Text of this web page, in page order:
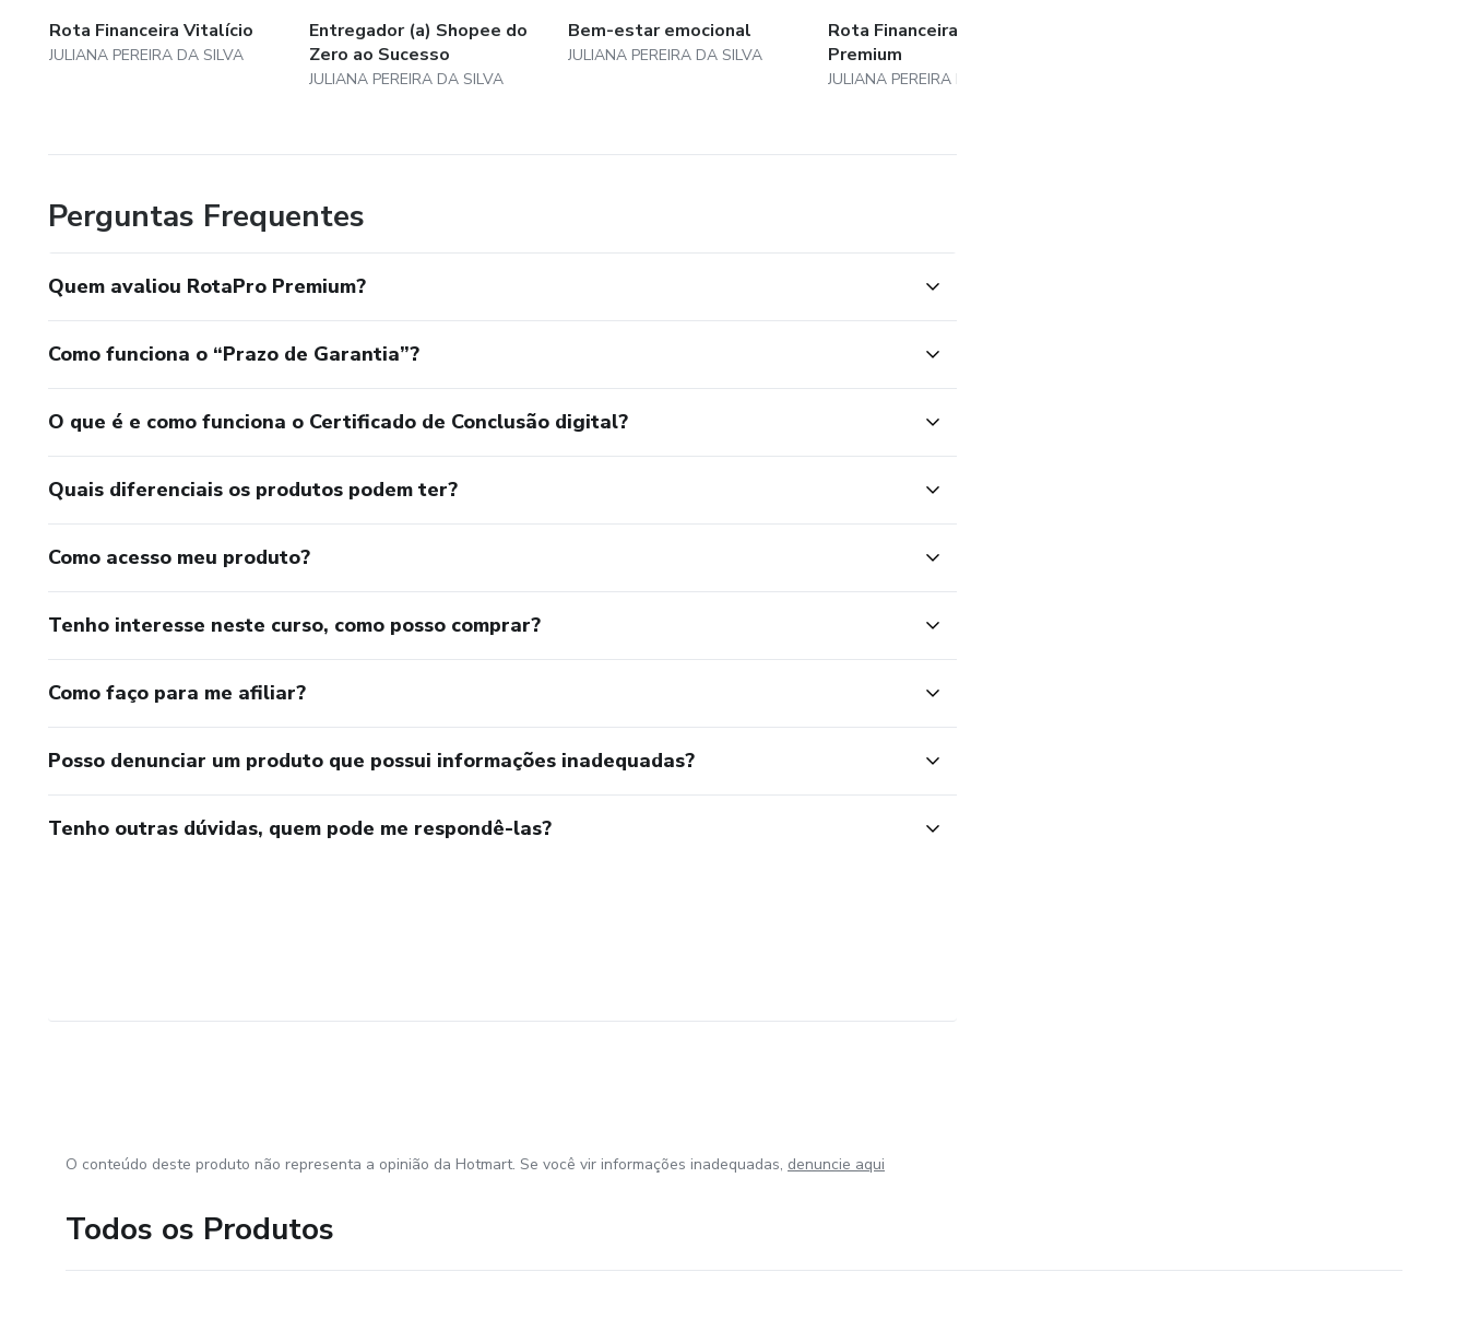
Rota Financeira Vitalício
JULIANA PEREIRA DA SILVA
Entregador (a) Shopee do
Zero ao Sucesso
JULIANA PEREIRA DA SILVA
Bem-estar emocional
JULIANA PEREIRA DA SILVA
Rota Financeira Pro
Premium
JULIANA PEREIRA DA SILVA
Perguntas Frequentes
Quem avaliou RotaPro Premium?
Como funciona o “Prazo de Garantia”?
O que é e como funciona o Certificado de Conclusão digital?
Quais diferenciais os produtos podem ter?
Como acesso meu produto?
Tenho interesse neste curso, como posso comprar?
Como faço para me afiliar?
Posso denunciar um produto que possui informações inadequadas?
Tenho outras dúvidas, quem pode me respondê-las?
O conteúdo deste produto não representa a opinião da Hotmart. Se você vir informações inadequadas, denuncie aqui
Todos os Produtos